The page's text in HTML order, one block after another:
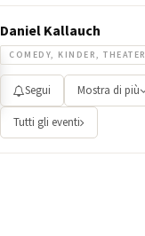
Daniel Kallauch
COMEDY, KINDER, THEATER
Segui Mostra di più
Tutti gli eventi